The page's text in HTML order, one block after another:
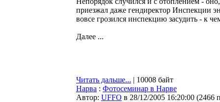
приезжал даже гендиректор Инспекции
вовсе грозился инспекцию засудить - к
Далее ...
Читать дальше... | 10008 байт
Нарва : Фотосеминар в Нарве
Автор: UFFO в 28/12/2005 16:20:00 (2466